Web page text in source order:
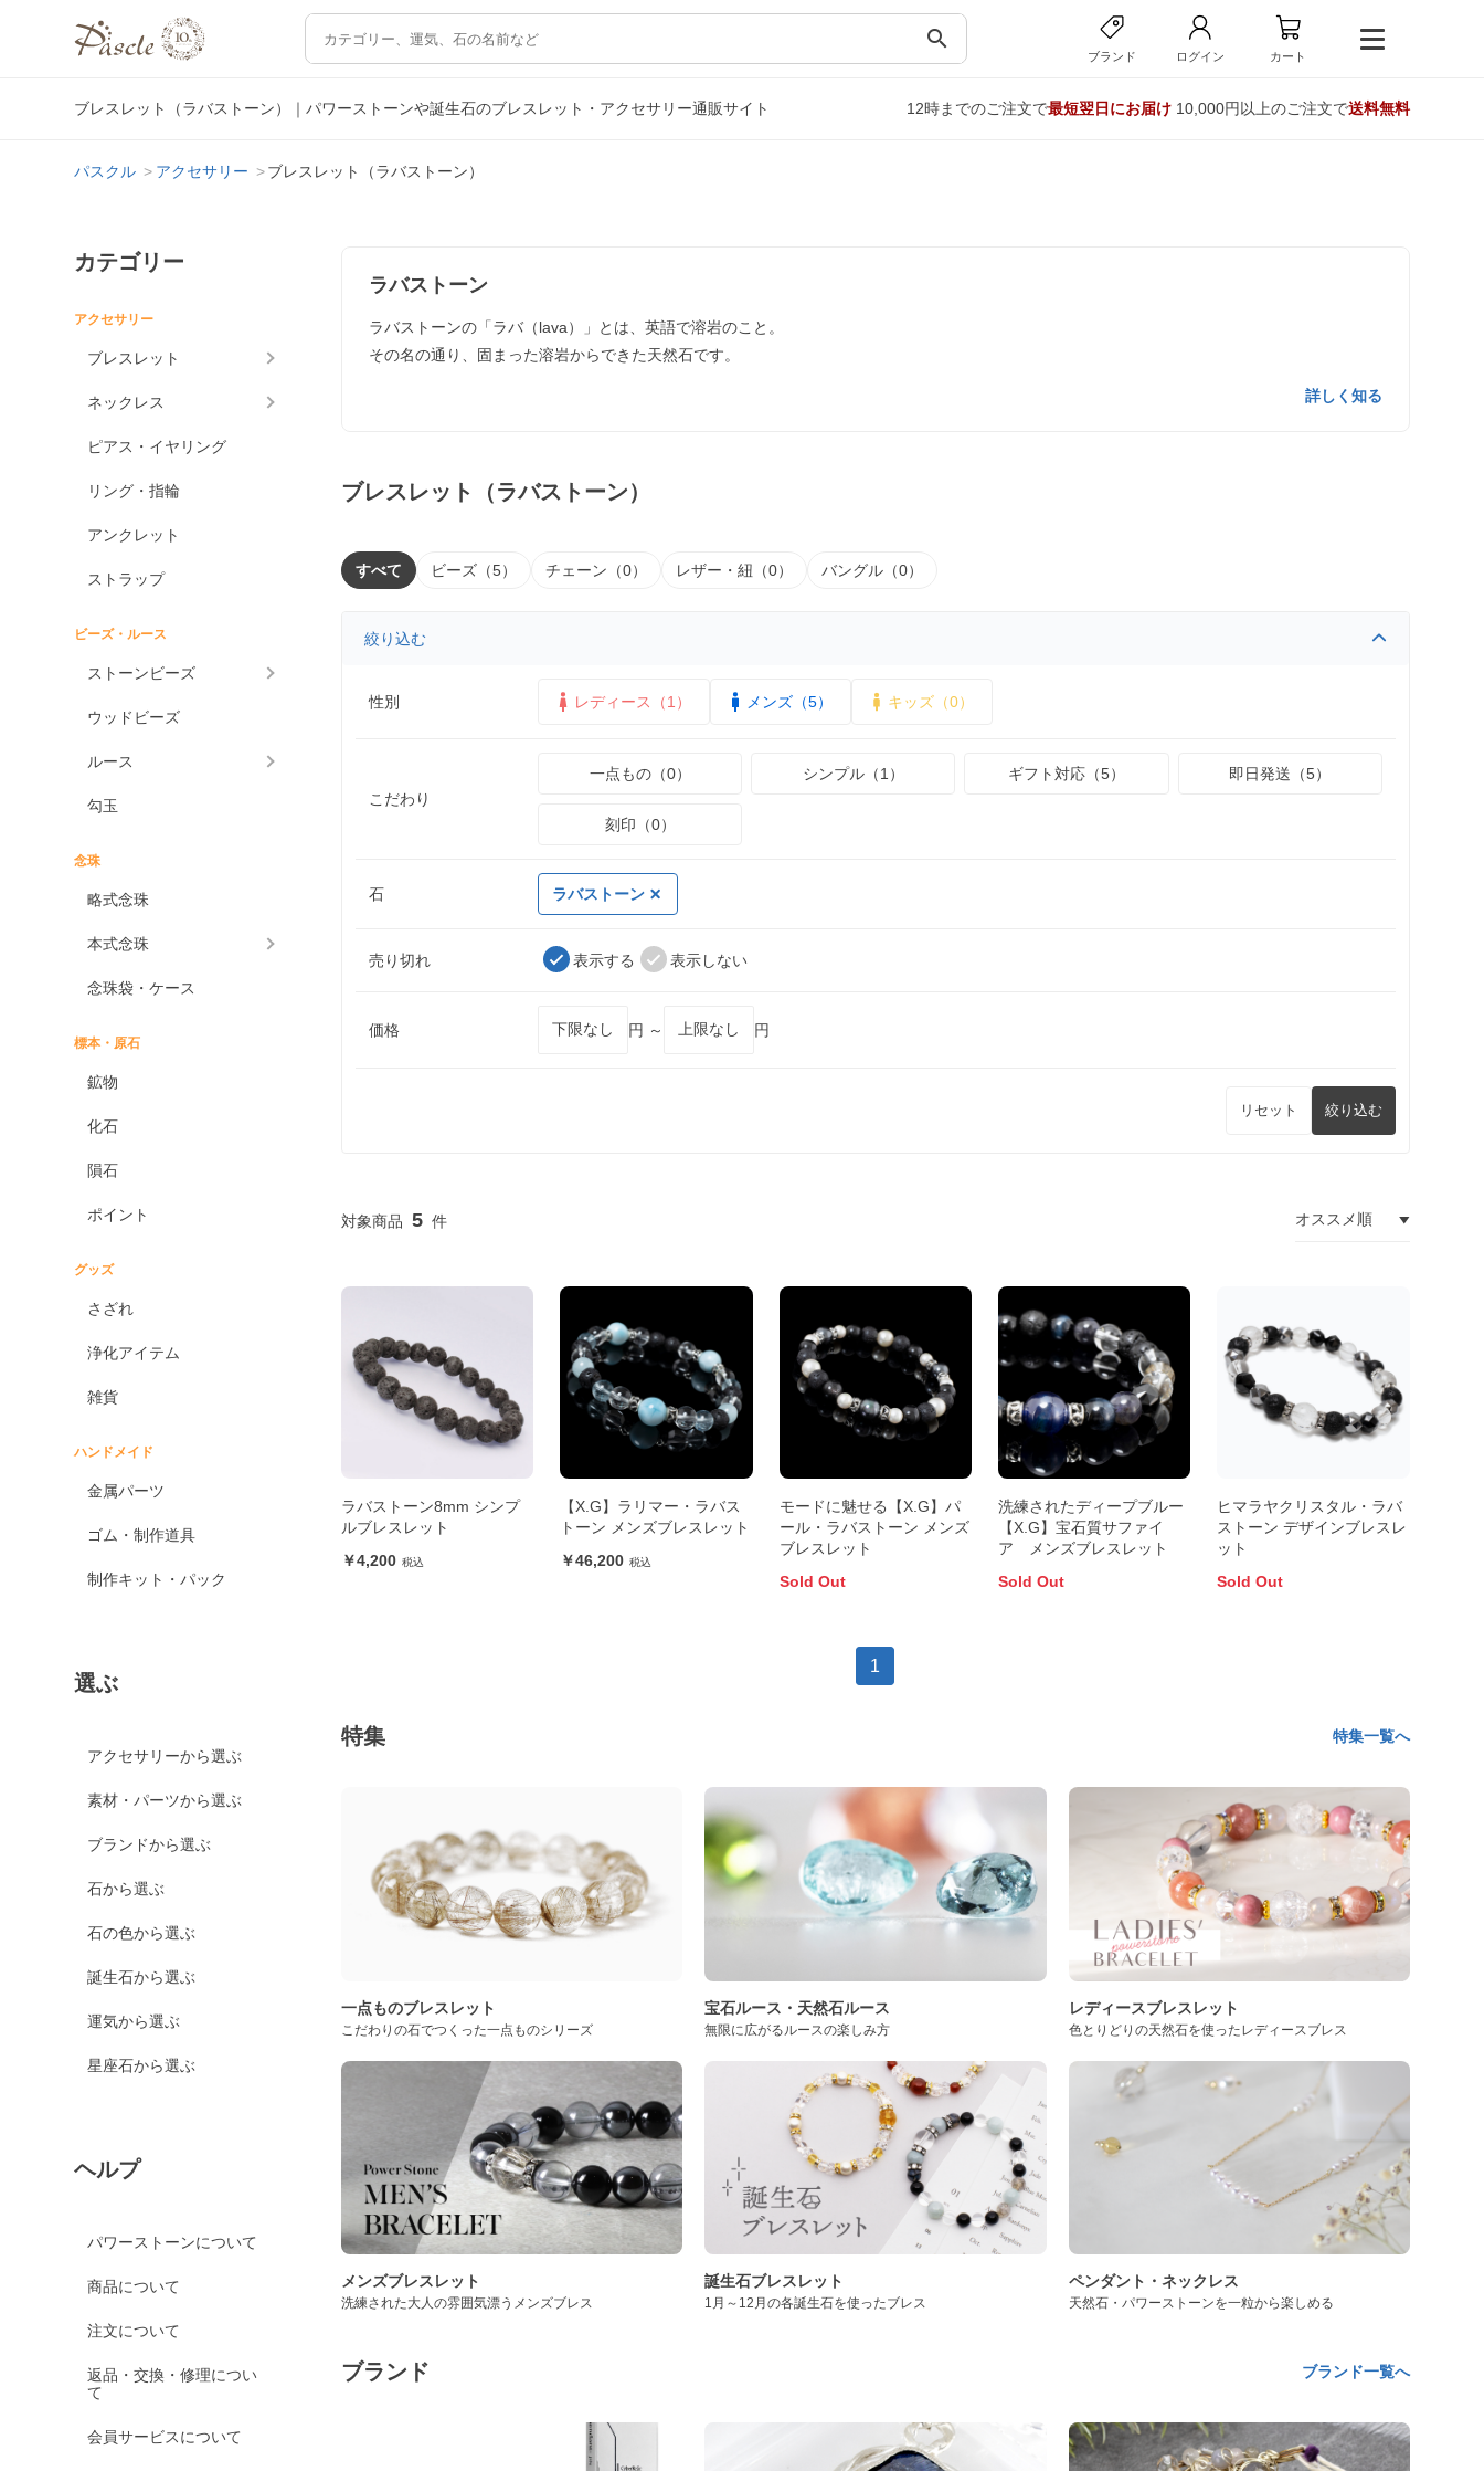
search
ブランド ログイン カート
ブレスレット（ラバストーン）｜パワーストーンや誕生石のブレスレット・アクセサリー通販サイト 12時までのご注文で最短翌日にお届け10,000円以上のご注文で送料無料
パスクル アクセサリー ブレスレット（ラバストーン）
カテゴリー
アクセサリー
ブレスレット
ネックレス
ピアス・イヤリング
リング・指輪
アンクレット
ストラップ
ビーズ・ルース
ストーンビーズ
ウッドビーズ
ルース
勾玉
念珠
略式念珠
本式念珠
念珠袋・ケース
標本・原石
鉱物
化石
隕石
ポイント
グッズ
さざれ
浄化アイテム
雑貨
ハンドメイド
金属パーツ
ゴム・制作道具
制作キット・パック
選ぶ
アクセサリーから選ぶ
素材・パーツから選ぶ
ブランドから選ぶ
石から選ぶ
石の色から選ぶ
誕生石から選ぶ
運気から選ぶ
星座石から選ぶ
ヘルプ
パワーストーンについて
商品について
注文について
返品・交換・修理につい
て
会員サービスについて
ラバストーン
ラバストーンの「ラバ（lava）」とは、英語で溶岩のこと。
その名の通り、固まった溶岩からできた天然石です。
詳しく知る
ブレスレット（ラバストーン）
すべて ビーズ（5） チェーン（0） レザー・紐（0） バングル（0）
絞り込む
性別 レディース（1） メンズ（5） キッズ（0）
こだわり
一点もの（0） シンプル（1） ギフト対応（5） 即日発送（5）
刻印（0）
石 ラバストーン
売り切れ 表示する 表示しない
価格 円 ～ 円
リセット 絞り込む
5
ラバストーン8mm シンプ
ルブレスレット
4,200
【X.G】ラリマー・ラバス
トーン メンズブレスレット
46,200
モードに魅せる【X.G】パ
ール・ラバストーン メンズ
ブレスレット
Sold Out
洗練されたディープブルー
【X.G】宝石質サファイ
ア メンズブレスレット
Sold Out
ヒマラヤクリスタル・ラバ
ストーン デザインブレスレ
ット
Sold Out
1
特集 特集一覧へ
一点ものブレスレット
こだわりの石でつくった一点ものシリーズ
宝石ルース・天然石ルース
無限に広がるルースの楽しみ方
レディースブレスレット
色とりどりの天然石を使ったレディースブレス
メンズブレスレット
洗練された大人の雰囲気漂うメンズブレス
誕生石ブレスレット
1月～12月の各誕生石を使ったブレス
ペンダント・ネックレス
天然石・パワーストーンを一粒から楽しめる
ブランド ブランド一覧へ